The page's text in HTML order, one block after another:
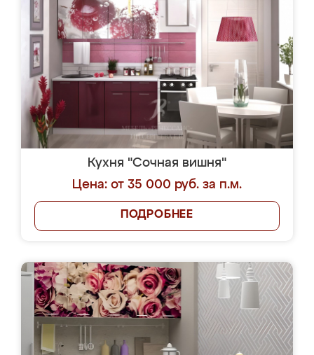
Кухня "Сочная вишня"
Цена: от 35 000 руб. за п.м.
ПОДРОБНЕЕ